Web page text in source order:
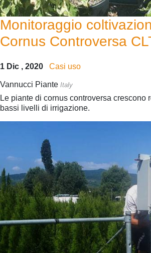
Monitoraggio
Cornus Controversa
1 Dic , 2020 Casi uso
Vannucci Piante Italy
Le piante di cornus controversa crescono
bassi livelli di irrigazione.